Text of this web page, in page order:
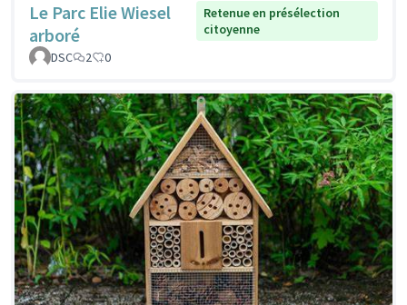
Le Parc Elie Wiesel
arboré
Retenue en présélection
citoyenne
DSC
2 0